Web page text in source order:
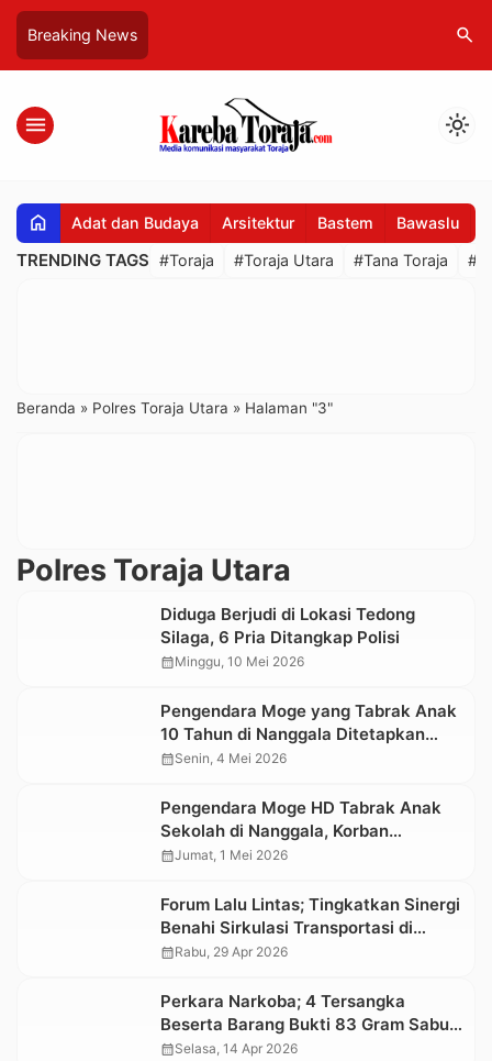
Breaking News search
menu light_mode
home Adat dan Budaya Arsitektur Bastem Bawaslu
TRENDING TAGS #Toraja #Toraja Utara #Tana Toraja
Beranda » Polres Toraja Utara » Halaman "3"
Polres Toraja Utara
Diduga Berjudi di Lokasi Tedong
Silaga, 6 Pria Ditangkap Polisi
calendar_monthMinggu, 10 Mei 2026
Pengendara Moge yang Tabrak Anak
10 Tahun di Nanggala Ditetapkan
Tersangka dan Ditahan
calendar_monthSenin, 4 Mei 2026
Pengendara Moge HD Tabrak Anak
Sekolah di Nanggala, Korban
Meninggal Dunia
calendar_monthJumat, 1 Mei 2026
Forum Lalu Lintas; Tingkatkan Sinergi
Benahi Sirkulasi Transportasi di
Toraja Utara
calendar_monthRabu, 29 Apr 2026
Perkara Narkoba; 4 Tersangka
Beserta Barang Bukti 83 Gram Sabu-
sabu Diserahkan ke Kejari Tana
calendar_monthSelasa, 14 Apr 2026